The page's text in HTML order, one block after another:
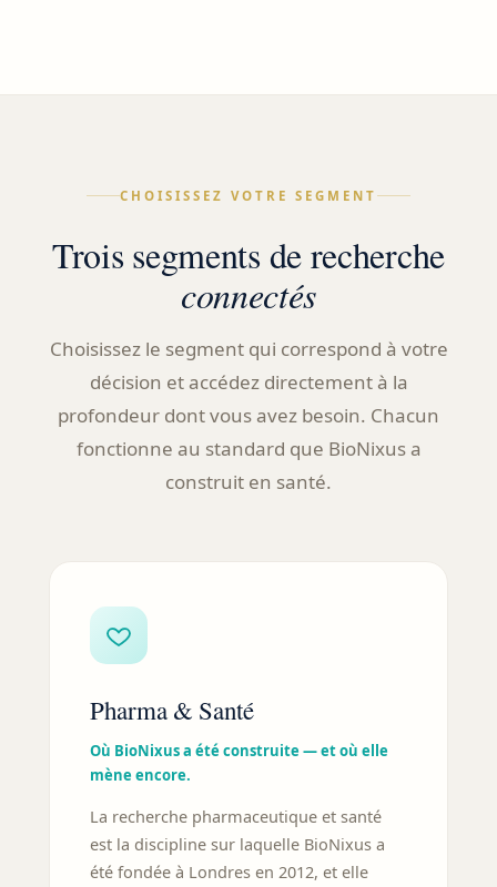
CHOISISSEZ VOTRE SEGMENT
Trois segments de recherche
connectés
Choisissez le segment qui correspond à votre
décision et accédez directement à la
profondeur dont vous avez besoin. Chacun
fonctionne au standard que BioNixus a
construit en santé.
Pharma & Santé
Où BioNixus a été construite — et où elle
mène encore.
La recherche pharmaceutique et santé
est la discipline sur laquelle BioNixus a
été fondée à Londres en 2012, et elle